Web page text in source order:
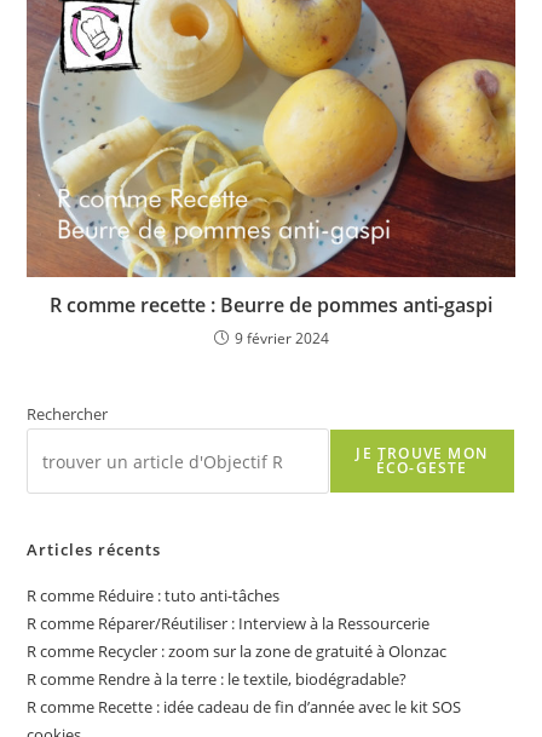
R comme recette : Beurre de pommes anti-gaspi
9 février 2024
Rechercher
JE TROUVE MON
ÉCO-GESTE
Articles récents
R comme Réduire : tuto anti-tâches
R comme Réparer/Réutiliser : Interview à la Ressourcerie
R comme Recycler : zoom sur la zone de gratuité à Olonzac
R comme Rendre à la terre : le textile, biodégradable?
R comme Recette : idée cadeau de fin d’année avec le kit SOS